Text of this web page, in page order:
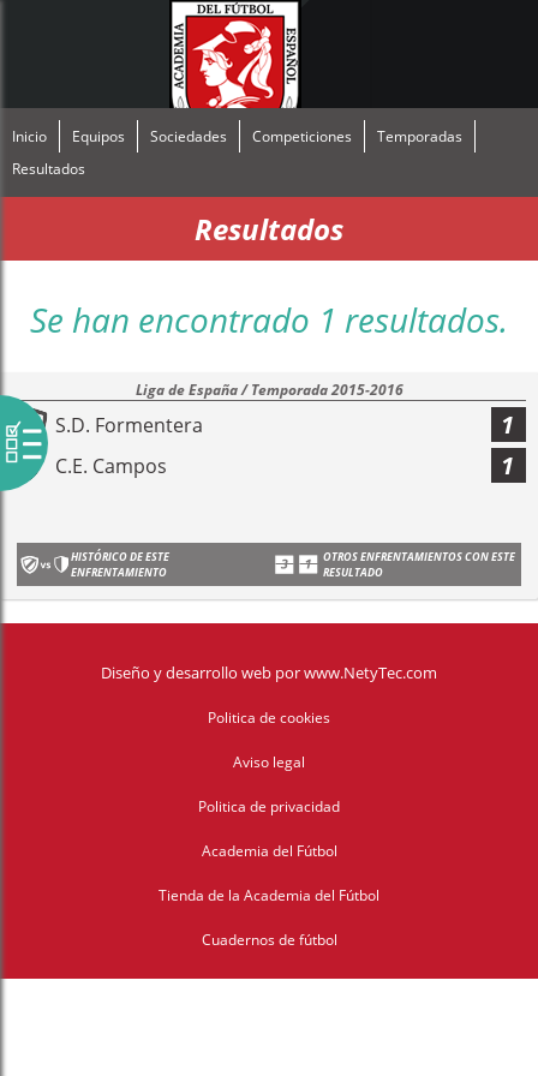
Inicio Equipos Sociedades Competiciones
Temporadas
Resultados
Resultados
Se han encontrado 1 resultados.
Liga de España / Temporada 2015-2016
S.D. Formentera 1
C.E. Campos 1
HISTÓRICO DE ESTE
ENFRENTAMIENTO
OTROS ENFRENTAMIENTOS CON ESTE
RESULTADO
Diseño y desarrollo web porwww.NetyTec.com
Politica de cookies
Aviso legal
Politica de privacidad
Academia del Fútbol
Tienda de la Academia del Fútbol
Cuadernos de fútbol